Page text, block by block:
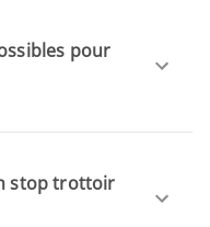
pour
stop trottoir